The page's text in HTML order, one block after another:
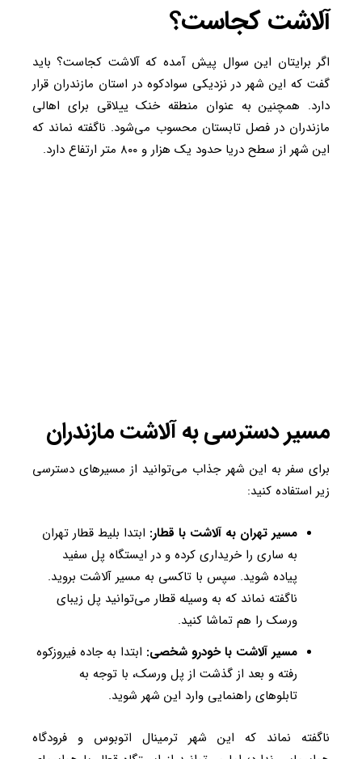
آلاشت کجاست؟
اگر برایتان این سوال پیش آمده که آلاشت کجاست؟ باید
گفت که این شهر در نزدیکی سوادکوه در استان مازندران قرار
دارد. همچنین به عنوان منطقه خنک ییلاقی برای اهالی
مازندران در فصل تابستان محسوب می‌شود. ناگفته نماند که
این شهر از سطح دریا حدود یک هزار و ۸۰۰ متر ارتفاع دارد.
مسیر دسترسی به آلاشت مازندران
برای سفر به این شهر جذاب می‌توانید از مسیرهای دسترسی
زیر استفاده کنید:
مسیر تهران به آلاشت با قطار: ابتدا بلیط قطار تهران
به ساری را خریداری کرده و در ایستگاه پل سفید
پیاده شوید. سپس با تاکسی به مسیر آلاشت بروید.
ناگفته نماند که به وسیله قطار می‌توانید پل زیبای
ورسک را هم تماشا کنید.
مسیر آلاشت با خودرو شخصی: ابتدا به جاده فیروزکوه
رفته و بعد از گذشت از پل ورسک، با توجه به
تابلوهای راهنمایی وارد این شهر شوید.
ناگفته نماند که این شهر ترمینال اتوبوس و فرودگاه